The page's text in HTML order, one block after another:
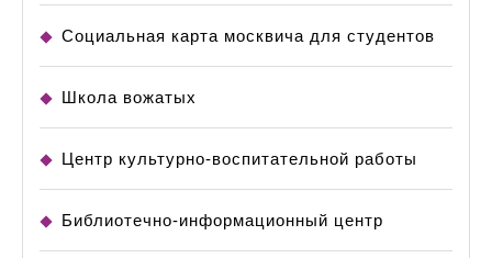
Социальная карта москвича для студентов
Школа вожатых
Центр культурно-воспитательной работы
Библиотечно-информационный центр